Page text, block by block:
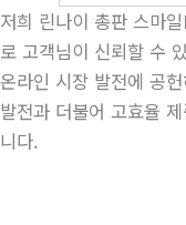
저희 린나이 총판 스마
로 고객님이 신뢰할 수
온라인 시장 발전에 공
발전과 더불어 고효율
니다.